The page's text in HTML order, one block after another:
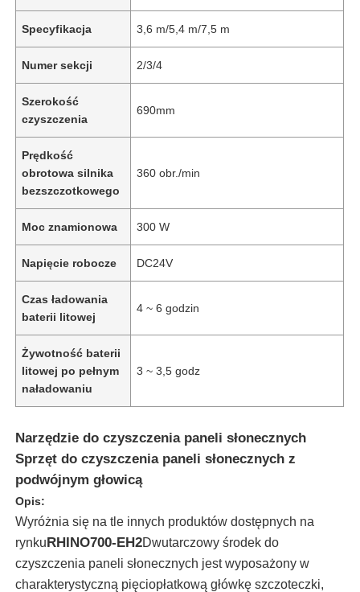
Specyfikacja 3,6 m/5,4 m/7,5 m
Numer sekcji 2/3/4
Szerokość
czyszczenia
690mm
Prędkość
obrotowa silnika
bezszczotkowego
360 obr./min
Moc znamionowa 300 W
Napięcie robocze DC24V
Czas ładowania
baterii litowej
4 ~ 6 godzin
Żywotność baterii
litowej po pełnym
naładowaniu
3 ~ 3,5 godz
Narzędzie do czyszczenia paneli słonecznych
Sprzęt do czyszczenia paneli słonecznych z
podwójnym głowicą
Opis:
Wyróżnia się na tle innych produktów dostępnych na
rynkuRHINO700-EH2Dwutarczowy środek do
czyszczenia paneli słonecznych jest wyposażony w
charakterystyczną pięciopłatkową główkę szczoteczki,